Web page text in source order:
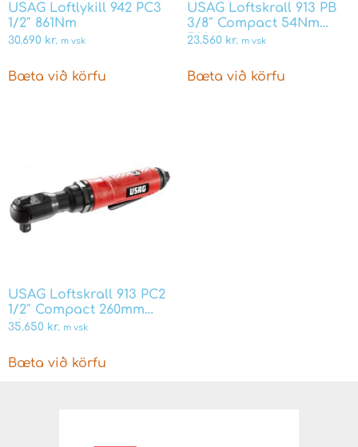
USAG Loftlykill 942 PC3
1/2″ 861Nm
30.690 kr. m vsk
Bæta við körfu
USAG Loftskrall 913 PB
3/8″ Compact 54Nm
500gr
23.560 kr. m vsk
Bæta við körfu
USAG Loftskrall 913 PC2
1/2″ Compact 260mm
1,2kg
35.650 kr. m vsk
Bæta við körfu